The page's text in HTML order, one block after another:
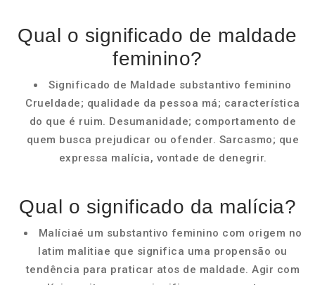
Qual o significado de maldade
feminino?
Significado de Maldade substantivo feminino
Crueldade; qualidade da pessoa má; característica
do que é ruim. Desumanidade; comportamento de
quem busca prejudicar ou ofender. Sarcasmo; que
expressa malícia, vontade de denegrir.
Qual o significado da malícia?
Malíciaé um substantivo feminino com origem no
latim malitiae que significa uma propensão ou
tendência para praticar atos de maldade. Agir com